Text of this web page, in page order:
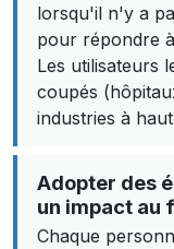
lorsqu'il n'y a
pour répondre
Les utilisateurs
coupés
industries à
Adopter des
un impact au
Chaque